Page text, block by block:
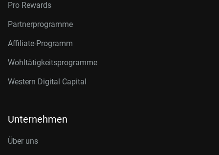
Pro Rewards
Partnerprogramme
Affiliate-Programm
Wohltätigkeitsprogramme
Western Digital Capital
Unternehmen
Über uns